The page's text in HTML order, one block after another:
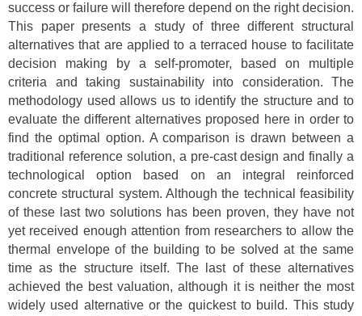
success or failure will therefore depend on the right decision.
This paper presents a study of three different structural
alternatives that are applied to a terraced house to facilitate
decision making by a self-promoter, based on multiple
criteria and taking sustainability into consideration. The
methodology used allows us to identify the structure and to
evaluate the different alternatives proposed here in order to
find the optimal option. A comparison is drawn between a
traditional reference solution, a pre-cast design and finally a
technological option based on an integral reinforced
concrete structural system. Although the technical feasibility
of these last two solutions has been proven, they have not
yet received enough attention from researchers to allow the
thermal envelope of the building to be solved at the same
time as the structure itself. The last of these alternatives
achieved the best valuation, although it is neither the most
widely used alternative or the quickest to build. This study